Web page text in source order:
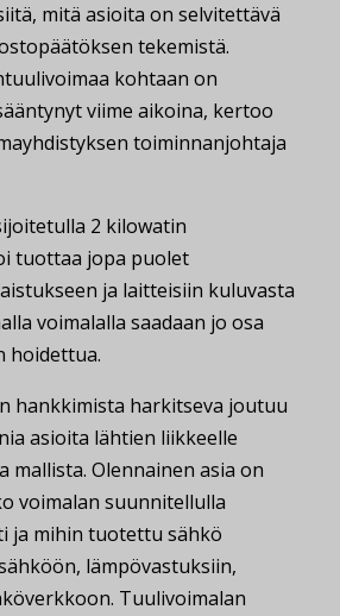
mitä asioita on selvitettävä
tekemistä.
kohtaan on
viime aikoina, kertoo
toiminnanjohtaja
2 kilowatin
tuottaa jopa puolet
ja laitteisiin kuluvasta
voimalalla saadaan jo osa
hoidettua.
hankkimista harkitseva joutuu
asioita lähtien liikkeelle
mallista. Olennainen asia on
voimalan suunnitellulla
ja mihin tuotettu sähkö
lämpövastuksiin,
Tuulivoimalan